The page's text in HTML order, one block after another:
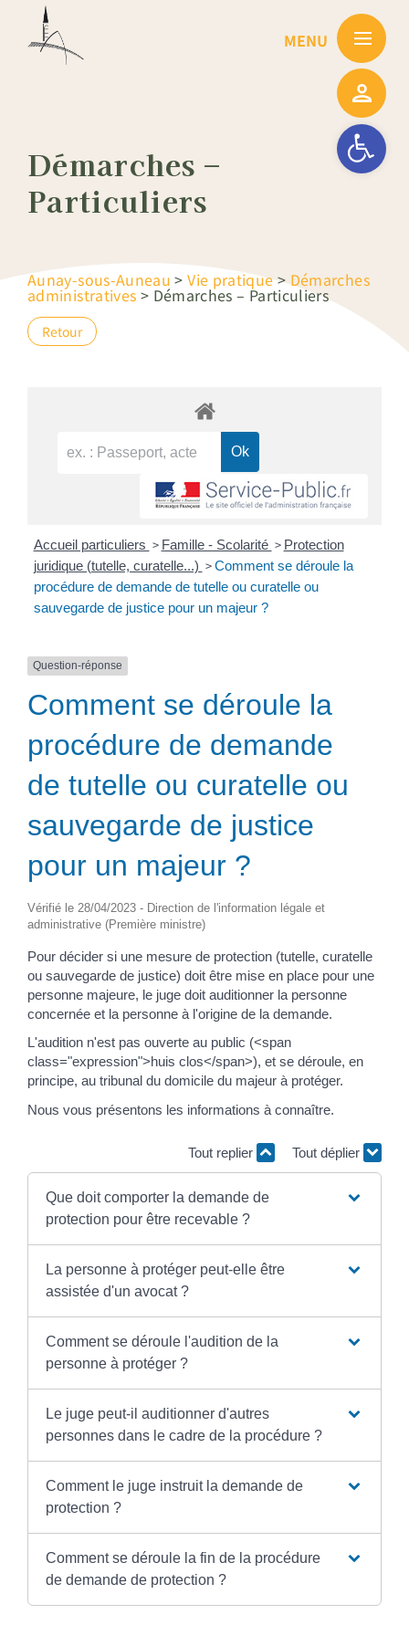
Ouvrir la
Démarches –
Particuliers
Aunay-sous-Auneau >Vie pratique>Démarches
administratives > Démarches – Particuliers
Retour
Accueil particuliers > Famille - Scolarité > Protection
juridique (tutelle, curatelle...) > Comment se déroule la
procédure de demande de tutelle ou curatelle ou
sauvegarde de justice pour un majeur ?
Question-réponse
Comment se déroule la
procédure de demande
de tutelle ou curatelle ou
sauvegarde de justice
pour un majeur ?
Vérifié le 28/04/2023 - Direction de l'information légale et
administrative (Première ministre)
Pour décider si une mesure de protection (tutelle, curatelle
ou sauvegarde de justice) doit être mise en place pour une
personne majeure, le juge doit auditionner la personne
concernée et la personne à l'origine de la demande.
L'audition n'est pas ouverte au public (<span
class="expression">huis clos</span>), et se déroule, en
principe, au tribunal du domicile du majeur à protéger.
Nous vous présentons les informations à connaître.
Tout replier Tout déplier
Que doit comporter la demande de
protection pour être recevable ?
La personne à protéger peut-elle être
assistée d'un avocat ?
Comment se déroule l'audition de la
personne à protéger ?
Le juge peut-il auditionner d'autres
personnes dans le cadre de la procédure ?
Comment le juge instruit la demande de
protection ?
Comment se déroule la fin de la procédure
de demande de protection ?